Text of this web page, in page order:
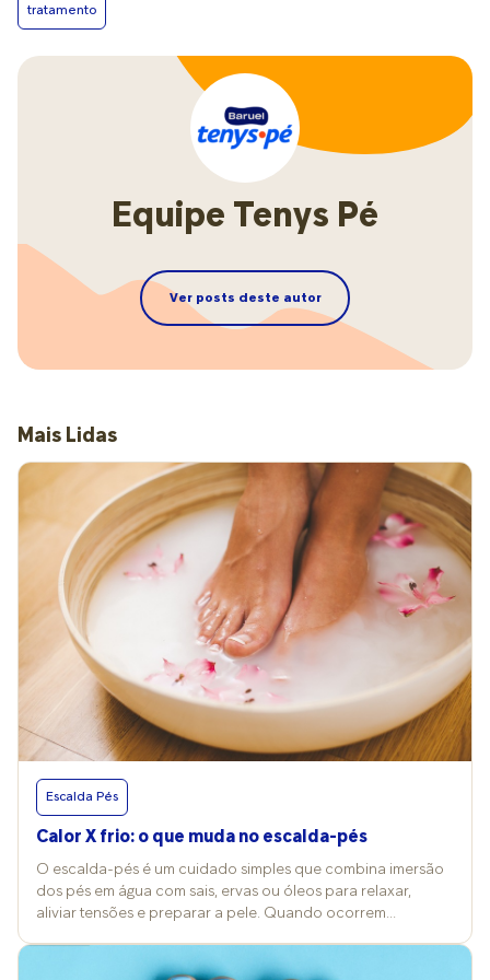
tratamento
Equipe Tenys Pé
Ver posts deste autor
Mais Lidas
Escalda Pés
Calor X frio: o que muda no escalda-pés
O escalda-pés é um cuidado simples que combina imersão
dos pés em água com sais, ervas ou óleos para relaxar,
aliviar tensões e preparar a pele. Quando ocorrem